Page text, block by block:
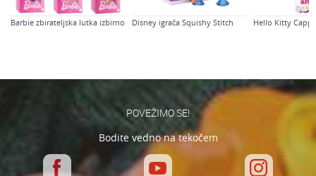
POŠLJI
Barbie zbirateljska lutka izbirno Disney igrača Squishy Stitch Hello Kitty
POVEŽIMO SE!
Bodite vedno na tekočem